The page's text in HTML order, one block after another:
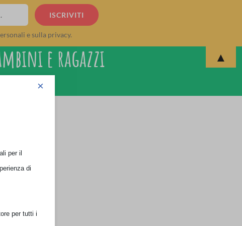
e ragazzi
e sulla privacy.
▲
×
per il
di
per tutti i